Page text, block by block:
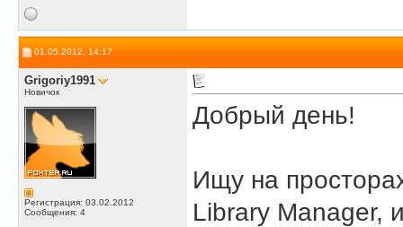
01.05.2012, 14:17
Grigoriy1991
Новичок
Регистрация: 03.02.2012
Сообщения: 4
Добрый день!
Ищу на
Library Manager,